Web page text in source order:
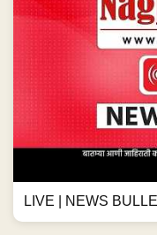
LIVE | NEWS